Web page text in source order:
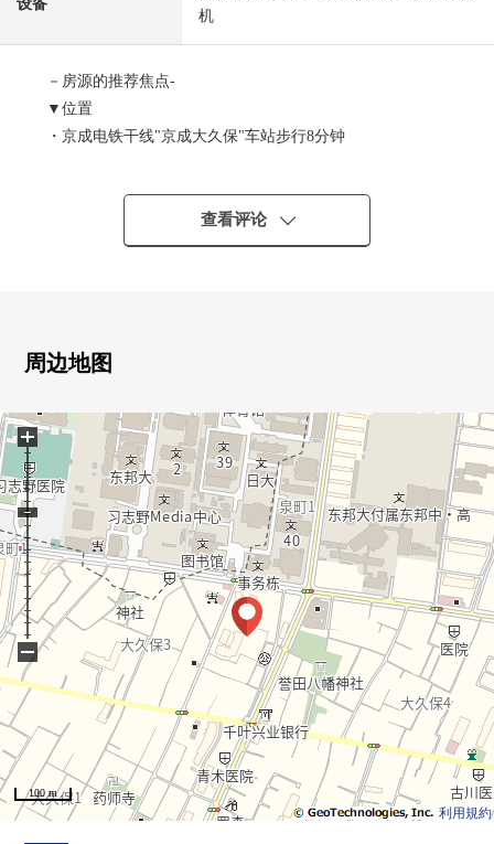
设备
机
－房源的推荐焦点-
▼位置
・京成电铁干线"京成大久保"车站步行8分钟
▼Mansion的特徴
・钢骨钢筋混凝土构造12阶建
・出自防盗门的安全
・实际使用面积63.51平米的2LDK(把3LDK改为2LDK)
好
・阳光、通风在两面阳台良好
・全室木地板
▼设备
・被考虑隐私的门口前面的凹室
・在厨房，在家务的时候有短nitsunagaru洗碗机
・对雨天的洗衣有用的浴室换气干燥机
▼翻新内容
・2021年5月洗碗机交换、热水器交换
・2025年12月浴室换气干燥机交换
▼周边环境
・THE BIG-A习志野大久保商店约40m和购物便利
・到京成大久保站继续的"学校okubo商店街"
查看评论
周边地图
利用規約
100 m
+
−